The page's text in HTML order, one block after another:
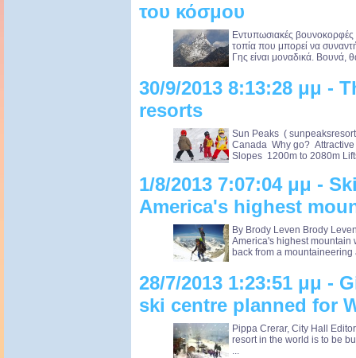
του κόσμου
Εντυπωσιακές
τοπία που μπορεί να
Γης είναι μοναδικά. Βουνά,
30/9/2013 8:13:28 μμ -
resorts
Sun Peaks (
Canada Why go?
Slopes 1200m to 2080m
1/8/2013 7:07:04 μμ -
America's highest
By Brody Leven Brody
America's highest mountain
back from a mountaineering
28/7/2013 1:23:51 μμ -
ski centre planned for
Pippa Crerar, City Hall
resort in the world is to be
...